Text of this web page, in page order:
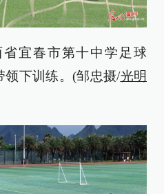
宜春市第十中学足球
领下训练。(邹忠摄/光明